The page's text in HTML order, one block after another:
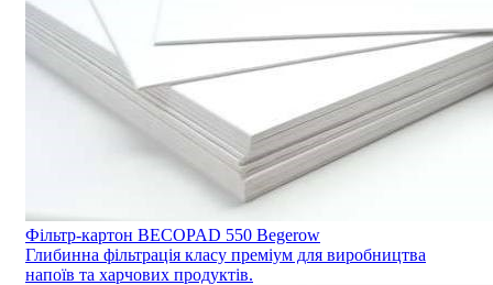
Фільтр-картон BECOPAD 550 Begerow
Глибинна фільтрація класу преміум для виробництва
напоїв та харчових продуктів.